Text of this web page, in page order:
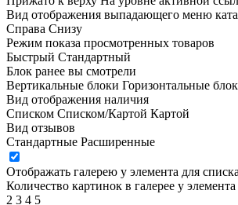
Вид отображения выпадающего меню
Справа Снизу
Режим показа просмотренных товаров
Быстрый Стандартный
Блок ранее вы смотрели
Вертикальные блоки Горизонтальные
Вид отображения наличия
Списком Списком/Картой Картой
Вид отзывов
Стандартные Расширенные
Отображать галерею у элемента для
Количество картинок в галерее у
2 3 4 5